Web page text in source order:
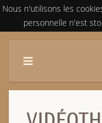
Nous n'utilisons les
personnelle n'est